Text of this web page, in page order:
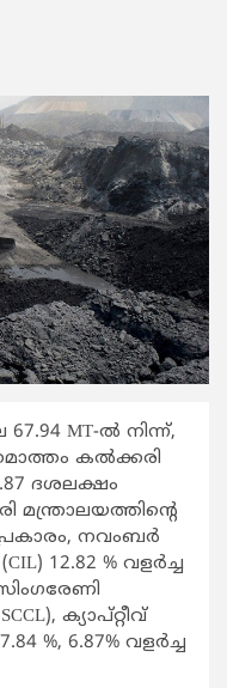
MT-ൽ നിന്ന്,
കൽക്കരി
ദശലക്ഷം
മന്ത്രാലയത്തിന്റെ
നവംബർ
12.82 % വളർച്ച
ക്യാപ്റ്റീവ്
%, 6.87% വളർച്ച